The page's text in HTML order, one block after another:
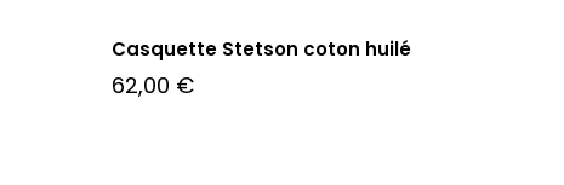
Casquette Stetson coton huilé
62,00 €